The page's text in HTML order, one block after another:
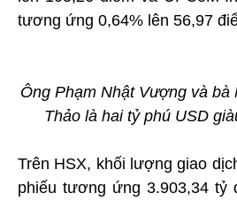
tương ứng 0,64% lên 56,97
Ông Phạm Nhật Vượng và bà
Thảo là hai tỷ phú USD
Trên HSX, khối lượng giao
phiếu tương ứng 3.903,34 tỷ